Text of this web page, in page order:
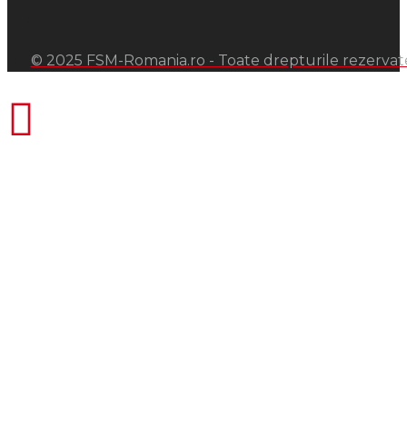
© 2025 FSM-Romania.ro - Toate drepturile